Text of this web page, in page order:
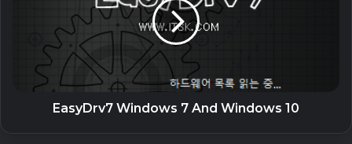
Download 7z21.07_x64 Link 1
Download 7z21.07_x64 Link 2
EasyDrv7 Windows 7 And Windows 10